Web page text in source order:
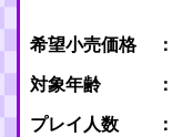
希望小売価格
対象年齢
プレイ人数